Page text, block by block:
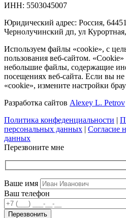
ИНН: 5503045007
Юридический адрес: Россия,
Чернолучинский дп, ул
Используем файлы «cookie», с
пользования веб-сайтом.
небольшие файлы, содержащие
посещениях веб-сайта. Если вы
«cookie», измените настройки
Разработка сайтов Alexey L. Petrov
Политика конфеденциальности |
персональных данных | Согласие
данных
Перезвоните мне
Ваше имя
Ваш телефон